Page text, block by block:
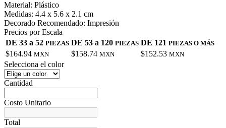
Material: Plástico
Medidas: 4.4 x 5.6 x 2.1 cm
Decorado Recomendado: Impresión
Precios por Escala
DE 33 a 52 PIEZAS DE 53 a 120 PIEZAS DE 121 PIEZAS O MÁS
$164.94 MXN $158.74 MXN $152.53 MXN
Selecciona el color
Cantidad
Costo Unitario
Total